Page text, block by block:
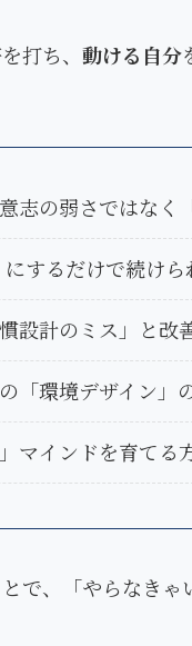
打ち、 動ける自分
志の弱さではなく
するだけで続けら
設計のミス」と改
「環境デザイン」
マインドを育てる
で、「やらなきゃ